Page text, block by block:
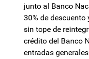
junto al Banco
30% de
sin tope de
crédito del Banco
entradas